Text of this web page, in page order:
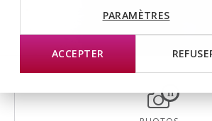
PARAMÈTRES
ACCEPTER
11